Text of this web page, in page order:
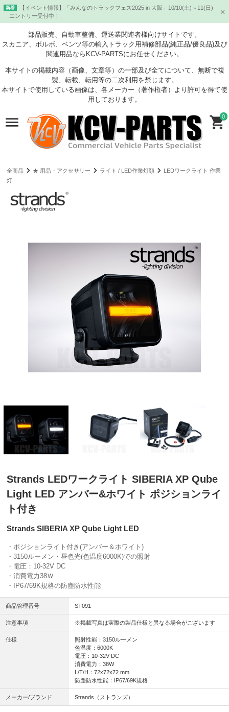
新着
【イベント情報】「みんなのトラックフェス2025 in 大阪」10/10(土)～11(日)
エントリー受付中！
部品販売、自動車整備、運送業関連者様向けサイトです。
スカニア、ボルボ、ベンツ等の輸入トラック用補修部品(純正品/優良品)及び
関連用品ならKCV-PARTSにお任せください。
本サイトの掲載内容（画像、文章等）の一部及び全てについて、無断で複
製、転載、転用等の二次利用を禁じます。
本サイトで使用している画像は、各メーカー（著作権者）より許可を得て使
用しております。
0
全商品 ★ 用品・アクセサリー ライト / LED作業灯類
LEDワークライト 作業
灯
Strands LEDワークライト SIBERIA XP Qube
Light LED アンバー&ホワイト ポジションライ
ト付き
Strands SIBERIA XP Qube Light LED
・ポジションライト付き(アンバー＆ホワイト)
・3150ルーメン・昼色光(色温度6000K)での照射
・電圧：10-32V DC
・消費電力38Ｗ
・IP67/69K規格の防塵防水性能
商品管理番号 ST091
注意事項 ※掲載写真は実際の製品仕様と異なる場合がございます
仕様
照射性能：3150ルーメン
色温度：6000K
電圧：10-32V DC
消費電力：38W
L/T/H：72x72x72 mm
防塵防水性能：IP67/69K規格
メーカー/ブランド Strands（ストランズ）